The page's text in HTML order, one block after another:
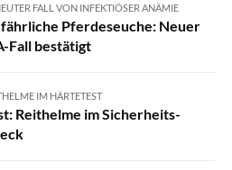
FALL VON INFEKTIÖSER ANÄMIE
Pferdeseuche: Neuer
Fall bestätigt
IM HÄRTETEST
Reithelme im Sicherheits-